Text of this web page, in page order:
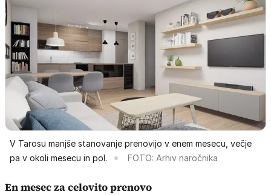
V Tarosu manjše stanovanje prenovijo v enem mesecu, večje
pa v okoli mesecu in pol.
FOTO: Arhiv naročnika
En mesec za celovito prenovo